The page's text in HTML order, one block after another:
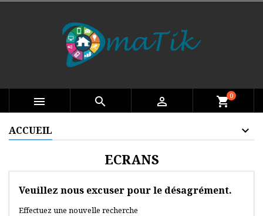
 search  shopping_cart0
ACCUEIL
ECRANS
Veuillez nous excuser pour le désagrément.
Effectuez une nouvelle recherche